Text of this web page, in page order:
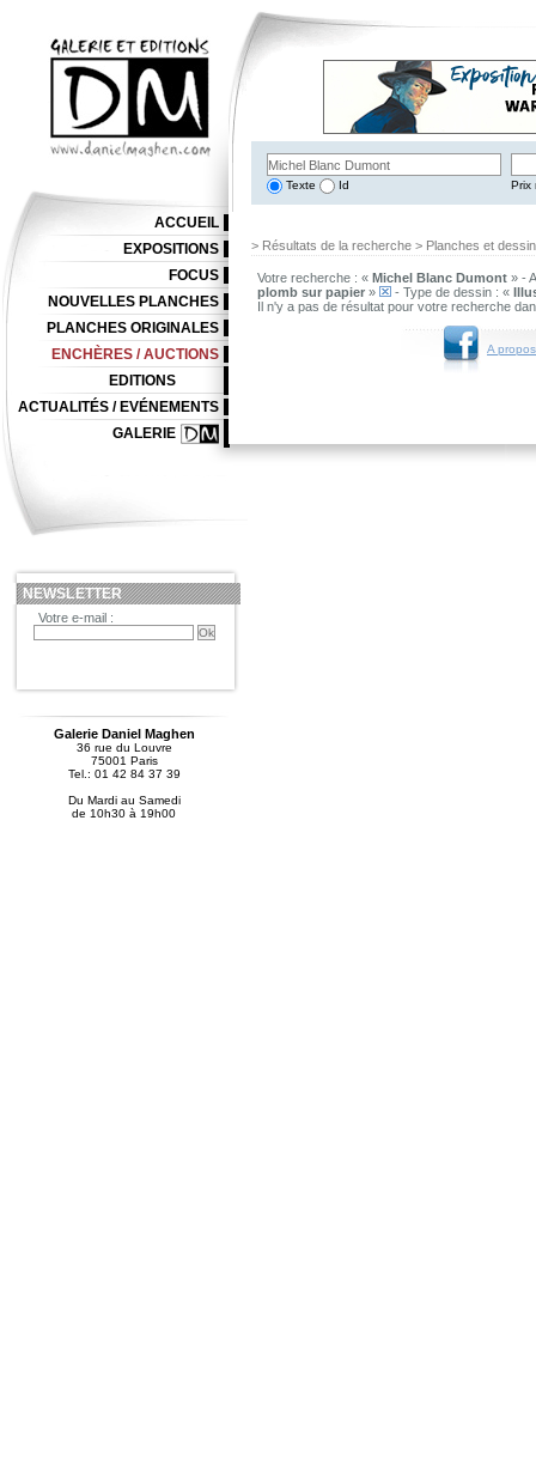
Texte Id Prix
> Résultats de la recherche > Planches et
Votre recherche : « Michel Blanc Dumont » -
plomb sur papier » - Type de dessin : «
Il n'y a pas de résultat pour votre recherche
A
ACCUEIL
EXPOSITIONS
FOCUS
NOUVELLES PLANCHES
PLANCHES ORIGINALES
ENCHÈRES / AUCTIONS
EDITIONS
ACTUALITÉS / EVÉNEMENTS
GALERIE
NEWSLETTER
Votre e-mail :
Galerie Daniel Maghen
36 rue du Louvre
75001 Paris
Tel.: 01 42 84 37 39
Du Mardi au Samedi
de 10h30 à 19h00